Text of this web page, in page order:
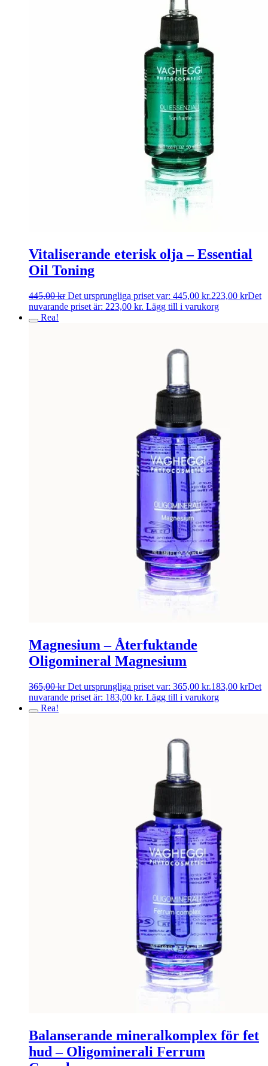
Vitaliserande eterisk olja – Essential
Oil Toning
445,00kr Det ursprungliga priset var: 445,00 kr.223,00 krDet
nuvarande priset är: 223,00 kr. Lägg till i varukorg
Rea!
Magnesium – Återfuktande
Oligomineral Magnesium
365,00kr Det ursprungliga priset var: 365,00 kr.183,00 krDet
nuvarande priset är: 183,00 kr. Lägg till i varukorg
Rea!
Balanserande mineralkomplex för fet
hud – Oligominerali Ferrum